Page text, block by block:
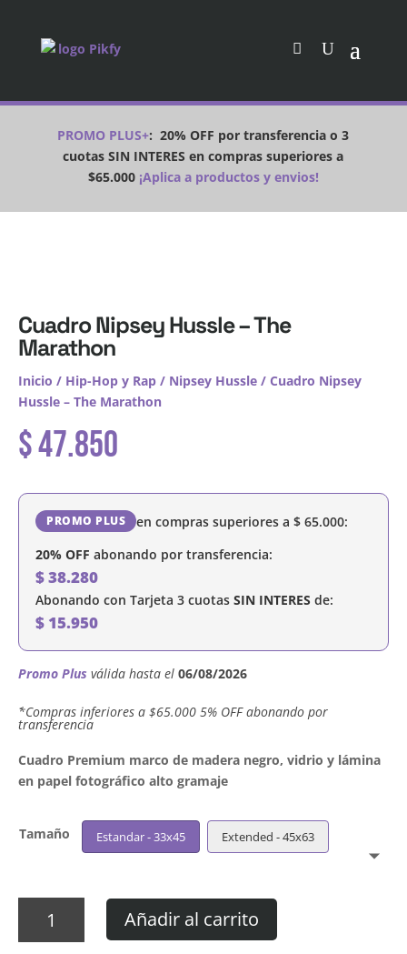
PROMO PLUS+:20% OFF por transferencia o 3
cuotas SIN INTERES en compras superiores a
$65.000¡Aplica a productos y envios!
Cuadro Nipsey Hussle – The
Marathon
Inicio / Hip-Hop y Rap / Nipsey Hussle / Cuadro Nipsey
Hussle – The Marathon
$47.850
PROMO PLUS en compras superiores a $ 65.000:
20% OFF abonando por transferencia:
$38.280
Abonando con Tarjeta 3 cuotas SIN INTERES de:
$ 15.950
Promo Plus válida hasta el 06/08/2026
´*Compras inferiores a $65.000 5% OFF abonando por
transferencia
Cuadro Premium marco de madera negro, vidrio y lámina
en papel fotográfico alto gramaje
Tamaño Estandar - 33x45 Extended - 45x63
Nipsey
Añadir al carrito